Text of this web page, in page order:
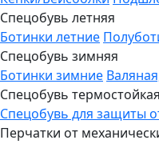
Спецобувь летняя
Ботинки летние
Спецобувь зимняя
Ботинки зимние
Спецобувь термостойкая
Спецобувь для защиты
Перчатки от